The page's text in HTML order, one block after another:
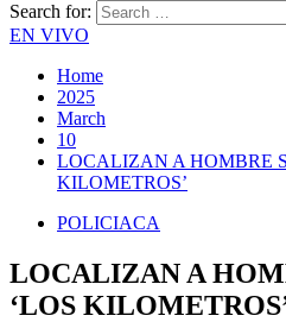
Search for:
EN VIVO
Home
2025
March
10
LOCALIZAN A HOMBRE
KILOMETROS’
POLICIACA
LOCALIZAN A
‘LOS